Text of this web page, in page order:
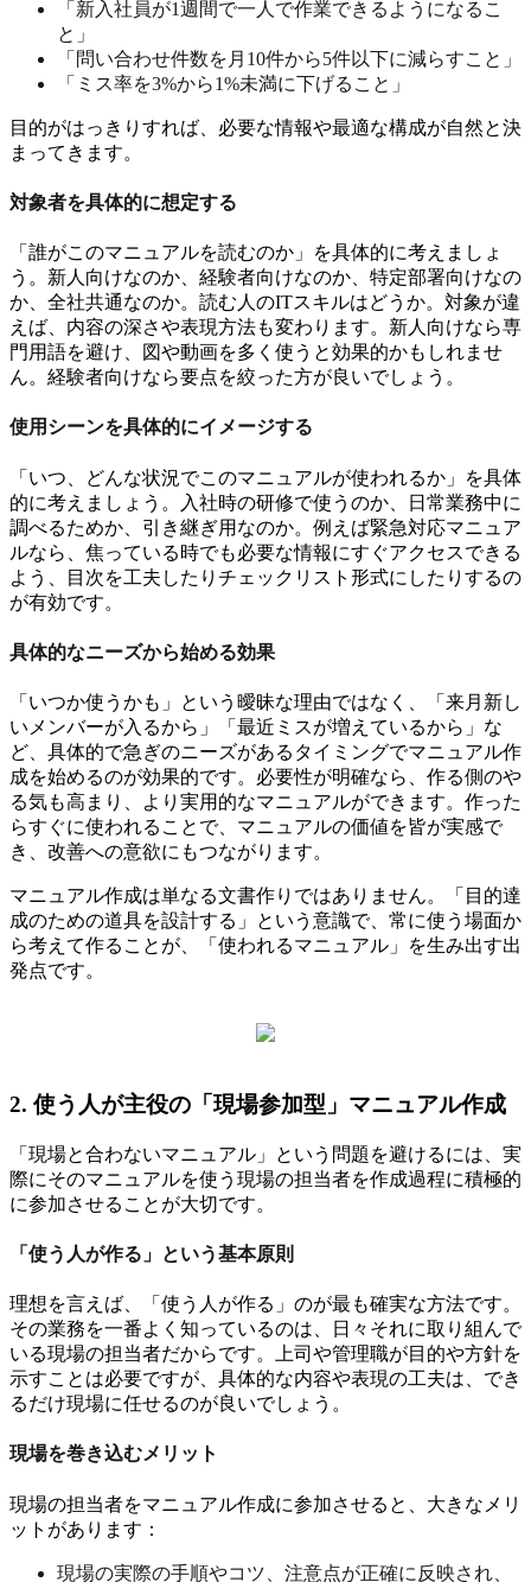
「新入社員が1週間で一人で作業できるようになるこ
と」
「問い合わせ件数を月10件から5件以下に減らすこと」
「ミス率を3%から1%未満に下げること」
目的がはっきりすれば、必要な情報や最適な構成が自然と決
まってきます。
対象者を具体的に想定する
「誰がこのマニュアルを読むのか」を具体的に考えましょ
う。新人向けなのか、経験者向けなのか、特定部署向けなの
か、全社共通なのか。読む人のITスキルはどうか。対象が違
えば、内容の深さや表現方法も変わります。新人向けなら専
門用語を避け、図や動画を多く使うと効果的かもしれませ
ん。経験者向けなら要点を絞った方が良いでしょう。
使用シーンを具体的にイメージする
「いつ、どんな状況でこのマニュアルが使われるか」を具体
的に考えましょう。入社時の研修で使うのか、日常業務中に
調べるためか、引き継ぎ用なのか。例えば緊急対応マニュア
ルなら、焦っている時でも必要な情報にすぐアクセスできる
よう、目次を工夫したりチェックリスト形式にしたりするの
が有効です。
具体的なニーズから始める効果
「いつか使うかも」という曖昧な理由ではなく、「来月新し
いメンバーが入るから」「最近ミスが増えているから」な
ど、具体的で急ぎのニーズがあるタイミングでマニュアル作
成を始めるのが効果的です。必要性が明確なら、作る側のや
る気も高まり、より実用的なマニュアルができます。作った
らすぐに使われることで、マニュアルの価値を皆が実感で
き、改善への意欲にもつながります。
マニュアル作成は単なる文書作りではありません。「目的達
成のための道具を設計する」という意識で、常に使う場面か
ら考えて作ることが、「使われるマニュアル」を生み出す出
発点です。
2. 使う人が主役の「現場参加型」マニュアル作成
「現場と合わないマニュアル」という問題を避けるには、実
際にそのマニュアルを使う現場の担当者を作成過程に積極的
に参加させることが大切です。
「使う人が作る」という基本原則
理想を言えば、「使う人が作る」のが最も確実な方法です。
その業務を一番よく知っているのは、日々それに取り組んで
いる現場の担当者だからです。上司や管理職が目的や方針を
示すことは必要ですが、具体的な内容や表現の工夫は、でき
るだけ現場に任せるのが良いでしょう。
現場を巻き込むメリット
現場の担当者をマニュアル作成に参加させると、大きなメリ
ットがあります：
現場の実際の手順やコツ、注意点が正確に反映され、